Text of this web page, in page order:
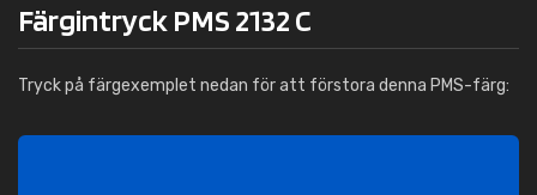
Färgintryck PMS 2132 C
Tryck på färgexemplet nedan för att förstora denna PMS-färg: